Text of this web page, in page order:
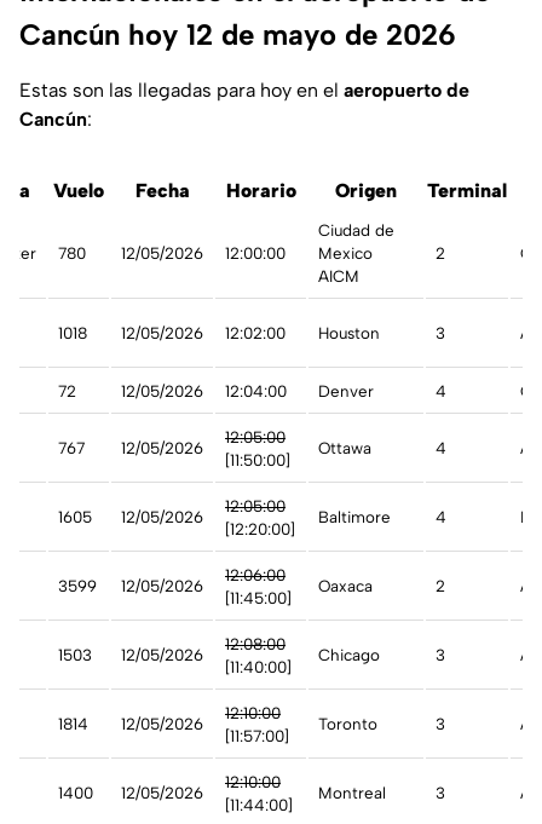
Cancún hoy 12 de mayo de 2026
Estas son las llegadas para hoy en el aeropuerto de
Cancún:
Vuelo Fecha Horario Origen Terminal
780 12/05/2026 12:00:00
Ciudad de
Mexico
AICM
2
1018 12/05/2026 12:02:00 Houston 3 A
72 12/05/2026 12:04:00 Denver 4
767 12/05/2026
12:05:00
[11:50:00]
Ottawa 4
1605 12/05/2026
12:05:00
[12:20:00]
Baltimore 4
3599 12/05/2026
12:06:00
[11:45:00]
Oaxaca 2
1503 12/05/2026
12:08:00
[11:40:00]
Chicago 3
1814 12/05/2026
12:10:00
[11:57:00]
Toronto 3
1400 12/05/2026
12:10:00
[11:44:00]
Montreal 3